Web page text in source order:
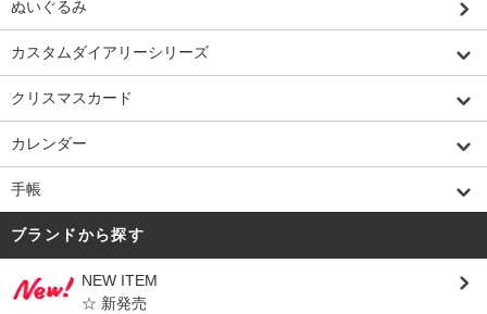
ぬいぐるみ
カスタムダイアリーシリーズ
クリスマスカード
カレンダー
手帳
ブランドから探す
NEW ITEM
☆ 新発売